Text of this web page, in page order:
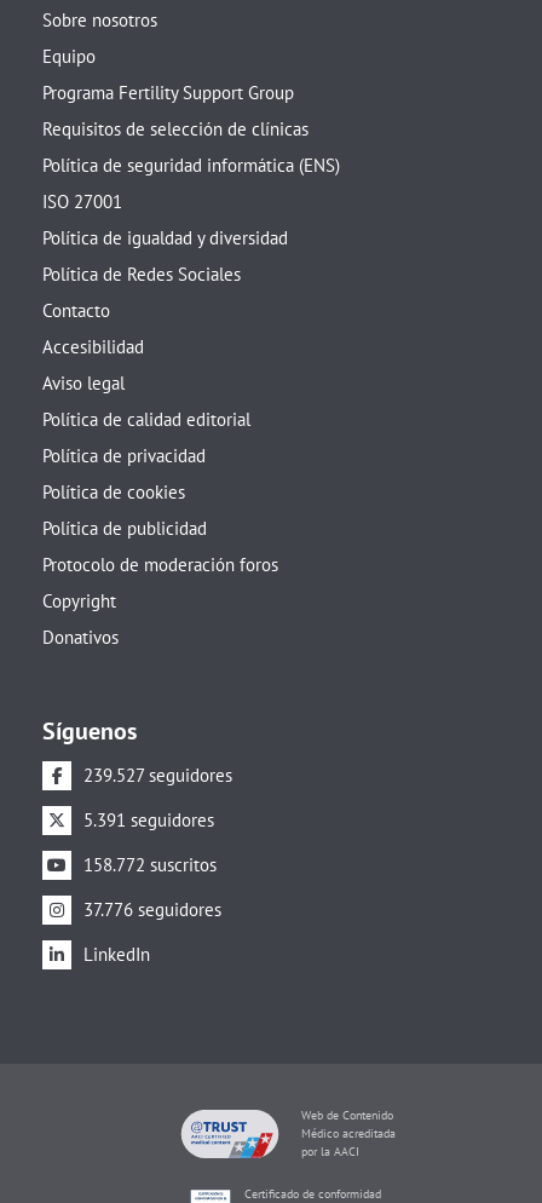
Sobre nosotros
Equipo
Programa Fertility Support Group
Requisitos de selección de clínicas
Política de seguridad informática (ENS)
ISO 27001
Política de igualdad y diversidad
Política de Redes Sociales
Contacto
Accesibilidad
Aviso legal
Política de calidad editorial
Política de privacidad
Política de cookies
Política de publicidad
Protocolo de moderación foros
Copyright
Donativos
Síguenos
239.527 seguidores
5.391 seguidores
158.772 suscritos
37.776 seguidores
LinkedIn
Web de Contenido
Médico acreditada
por la AACI
Certificado de conformidad